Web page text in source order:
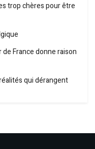
trop chères pour être
de France donne raison
qui dérangent